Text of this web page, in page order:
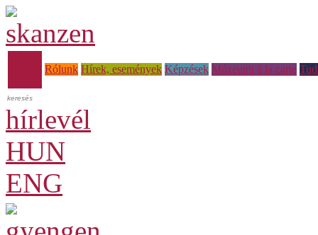
Rólunk Hírek, események Képzések Múzeumi à la carte
hírlevél
HUN
ENG